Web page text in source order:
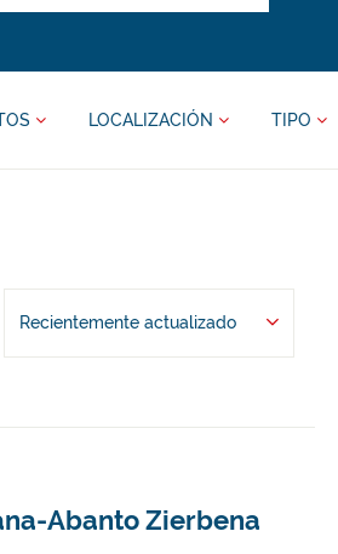
LOCALIZACIÓN TIPO
Recientemente actualizado
Abanto Zierbena